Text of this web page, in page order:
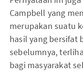
Campbell yang
merupakan suatu
hasil yang bersifat
sebelumnya,
bagi masyarakat